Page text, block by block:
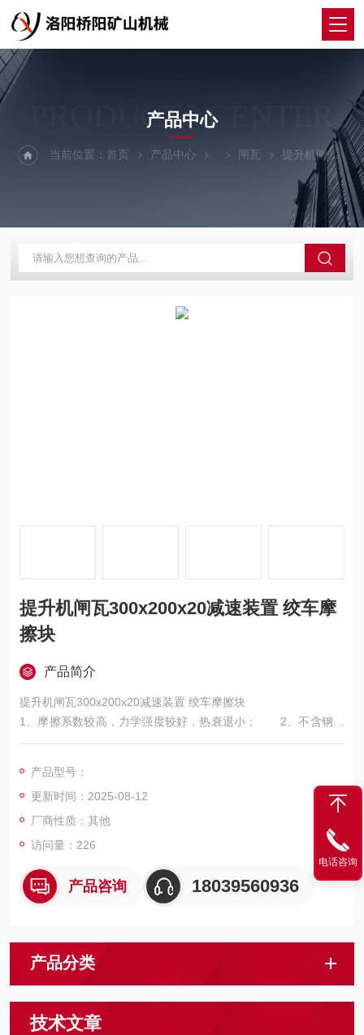
PRODUCTS CENTER
产品中心
当前位置：首页 产品中心 闸瓦 提升机闸瓦300x200x20减速装置 绞车摩擦块
提升机闸瓦300x200x20减速装置 绞车摩
擦块
产品简介
提升机闸瓦300x200x20减速装置 绞车摩擦块
1、摩擦系数较高，力学强度较好，热衰退小； 2、不含钢棉
及高硬度摩擦剂，硬度低，不易损伤闸盘； 3、不含石棉；
产品型号：
更新时间：2025-08-12
厂商性质：其他
访问量：226
产品咨询 18039560936
产品分类
技术文章
电话咨询